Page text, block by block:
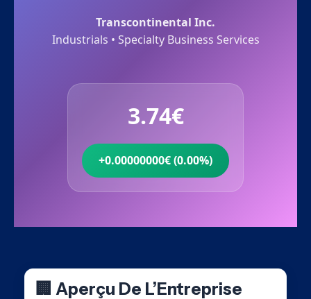
Transcontinental Inc.
Industrials • Specialty Business Services
3.74€
+0.00000000€ (0.00%)
🏢 Aperçu De L’Entreprise